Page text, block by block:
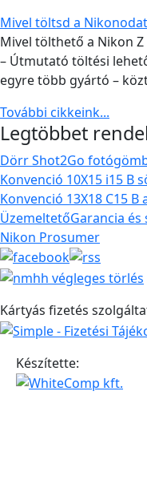
Mivel töltsd a
Mivel tölthető a Nikon
– Útmutató töltési
egyre több gyártó –
További cikkeink...
Legtöbbet
Dörr Shot2Go
Konvenció 10X15 i15 B
Konvenció 13X18 C15
ÜzemeltetőGarancia és
Nikon Prosumer
Kártyás fizetés
Készítette: